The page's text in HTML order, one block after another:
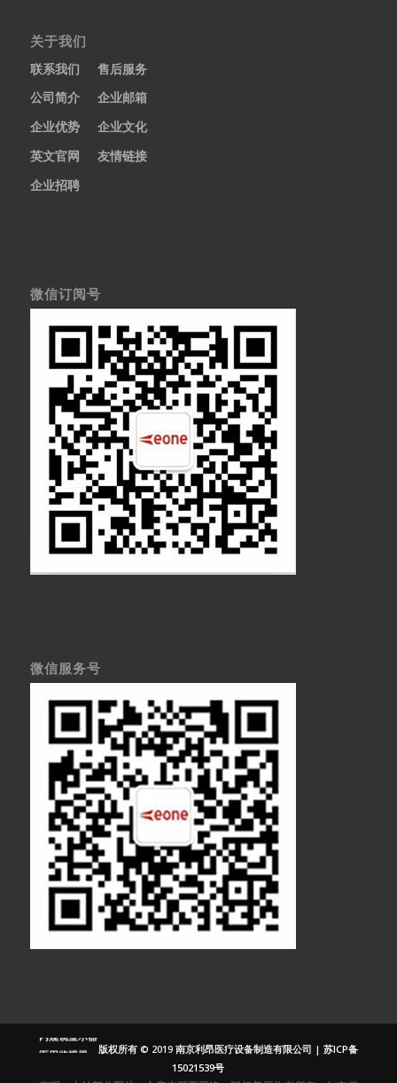
关于我们
联系我们
售后服务
公司简介
企业邮箱
企业优势
企业文化
英文官网
友情链接
企业招聘
微信订阅号
微信服务号
医用监视器
版权所有 © 2019 南京利昂医疗设备制造有限公司 | 苏ICP备
15021539号